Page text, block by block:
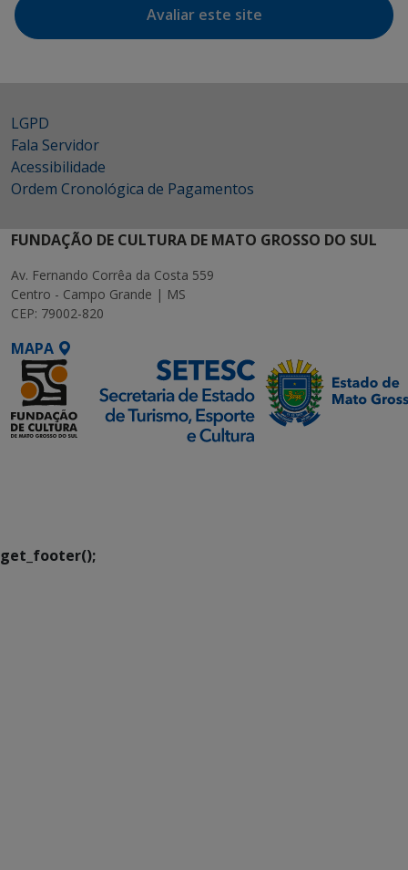
Avaliar este site
LGPD
Fala Servidor
Acessibilidade
Ordem Cronológica de Pagamentos
FUNDAÇÃO DE CULTURA DE MATO GROSSO DO SUL
Av. Fernando Corrêa da Costa 559
Centro - Campo Grande | MS
CEP: 79002-820
MAPA
get_footer();